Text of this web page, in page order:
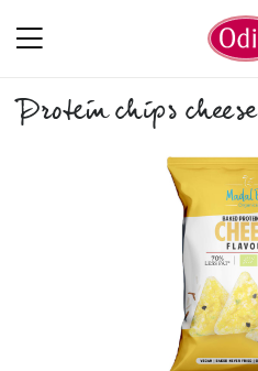
Protein chips cheese